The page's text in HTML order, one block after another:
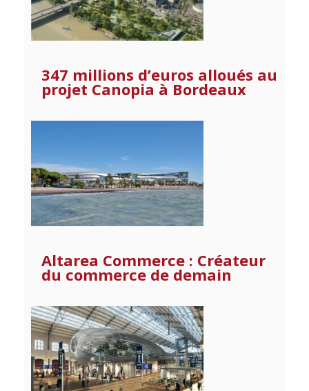
347 millions d’euros alloués au
projet Canopia à Bordeaux
Altarea Commerce : Créateur
du commerce de demain